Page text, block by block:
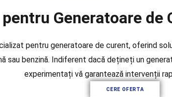
Generatoare
pentru generatoare de curent, oferind
sau benzină. Indiferent dacă dețineți un
experimentați vă garantează intervenții
CERE OFERTA